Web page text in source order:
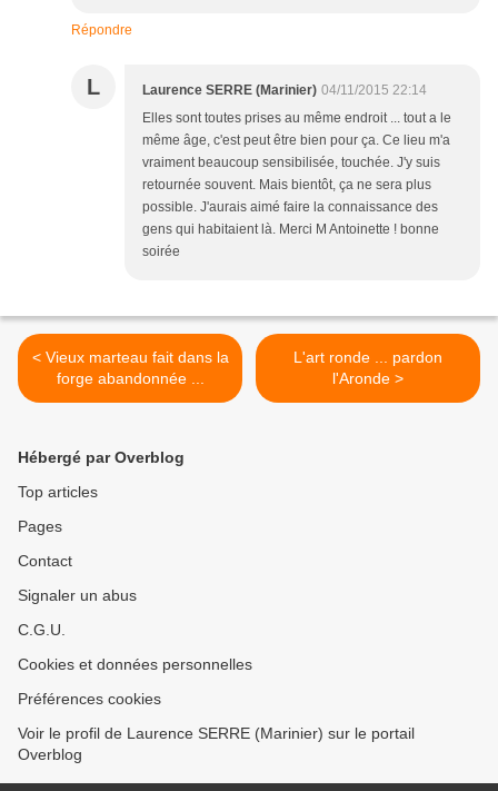
Répondre
L Laurence SERRE (Marinier) 04/11/2015 22:14
Elles sont toutes prises au même endroit ... tout a le
même âge, c'est peut être bien pour ça. Ce lieu m'a
vraiment beaucoup sensibilisée, touchée. J'y suis
retournée souvent. Mais bientôt, ça ne sera plus
possible. J'aurais aimé faire la connaissance des
gens qui habitaient là. Merci M Antoinette ! bonne
soirée
< Vieux marteau fait dans la
forge abandonnée ...
L'art ronde ... pardon
l'Aronde >
Hébergé par Overblog
Top articles
Pages
Contact
Signaler un abus
C.G.U.
Cookies et données personnelles
Préférences cookies
Voir le profil de Laurence SERRE (Marinier) sur le portail
Overblog